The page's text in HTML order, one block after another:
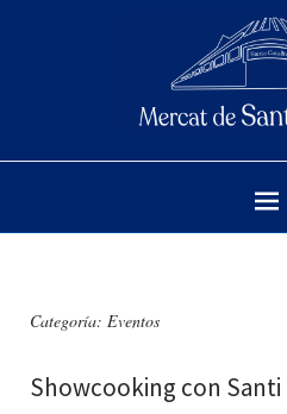
Categoría: Eventos
Showcooking con Santi